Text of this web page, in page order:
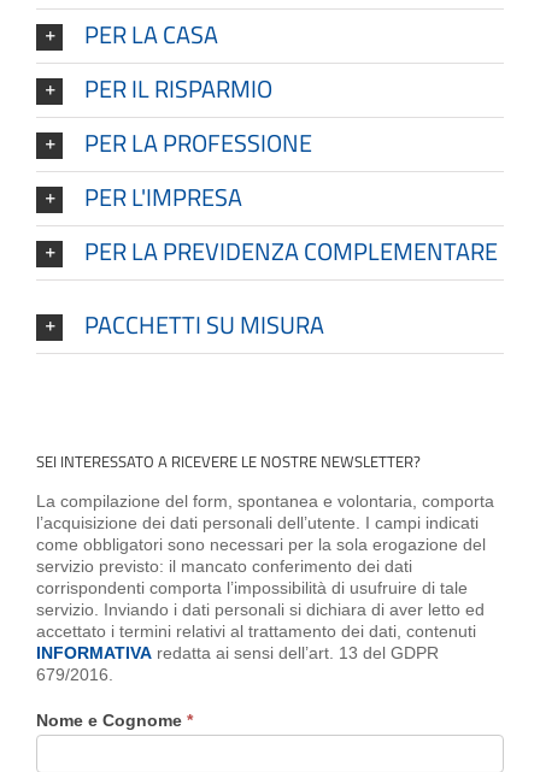
PER LA CASA
PER IL RISPARMIO
PER LA PROFESSIONE
PER L'IMPRESA
PER LA PREVIDENZA COMPLEMENTARE
PACCHETTI SU MISURA
SEI INTERESSATO A RICEVERE LE NOSTRE NEWSLETTER?
La compilazione del form, spontanea e volontaria, comporta
l’acquisizione dei dati personali dell’utente. I campi indicati
come obbligatori sono necessari per la sola erogazione del
servizio previsto: il mancato conferimento dei dati
corrispondenti comporta l’impossibilità di usufruire di tale
servizio. Inviando i dati personali si dichiara di aver letto ed
accettato i termini relativi al trattamento dei dati, contenuti
INFORMATIVA redatta ai sensi dell’art. 13 del GDPR
679/2016.
Nome e Cognome *